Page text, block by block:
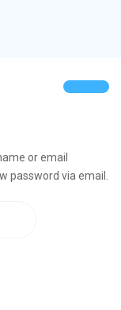
or email
password via email.